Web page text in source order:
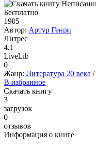
Бесплатно
1905
Автор: Артур Генри
Литрес
4.1
LiveLib
0
Жанр: Литература 20 века /
В избранное
Скачать книгу
3
загрузок
0
отзывов
Информация о книге